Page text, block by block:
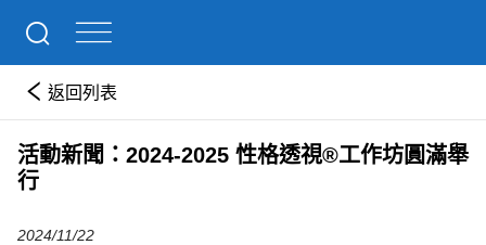
返回列表
活動新聞：2024-2025 性格透視®工作坊圓滿舉
行
2024/11/22